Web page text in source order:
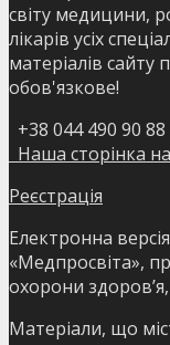
світу медицини,
лікарів усіх
матеріалів
обов'язкове!
+38 044 490 90 88
Наша сторінка
Реєстрація
Електронна
«Медпросвіта»,
охорони
Матеріали, що